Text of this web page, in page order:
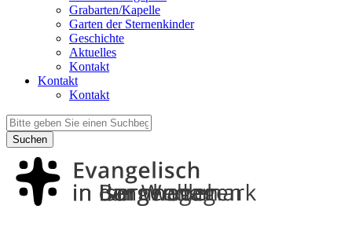
Grabarten/Kapelle
Garten der Sternenkinder
Geschichte
Aktuelles
Kontakt
Kontakt
Kontakt
Suchen